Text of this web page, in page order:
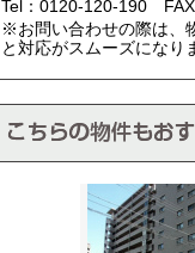
Tel：0120-120-190
※お問い合わせの際は、
と対応がスムーズになり